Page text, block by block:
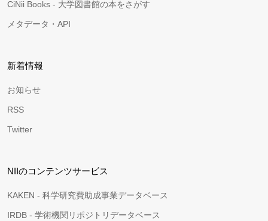
CiNii Books - 大学図書館の本をさがす
メタデータ・API
新着情報
お知らせ
RSS
Twitter
NIIのコンテンツサービス
KAKEN - 科学研究費助成事業データベース
IRDB - 学術機関リポジトリデータベース